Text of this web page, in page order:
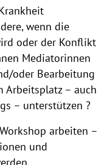
wenn die
oder der Konflikt
Mediatorinnen
oder Bearbeitung
Arbeitsplatz – auch
– unterstützen ?
arbeiten –
und